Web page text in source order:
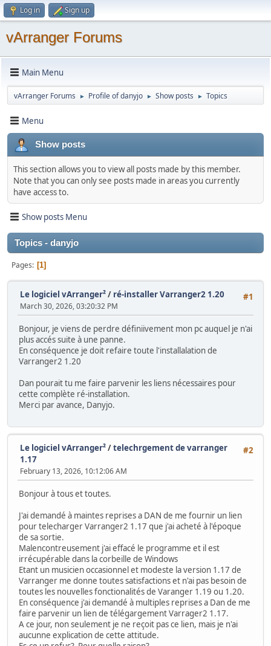
Log in Sign up
vArranger Forums
Main Menu
vArranger Forums ► Profile of danyjo ► Show posts ► Topics
Menu
Show posts
This section allows you to view all posts made by this member.
Note that you can only see posts made in areas you currently
have access to.
Show posts Menu
Topics - danyjo
Pages 1
#1
Le logiciel vArranger²/ ré-installer Varranger2 1.20
March 30, 2026, 03:20:32 PM
Bonjour, je viens de perdre définiivement mon pc auquel je n'ai
plus accés suite à une panne.
En conséquence je doit refaire toute l'installalation de
Varranger2 1.20
Dan pourait tu me faire parvenir les liens nécessaires pour
cette complète ré-installation.
Merci par avance, Danyjo.
#2
Le logiciel vArranger²/telechrgement de varranger
1.17
February 13, 2026, 10:12:06 AM
Bonjour à tous et toutes.
J'ai demandé à maintes reprises a DAN de me fournir un lien
pour telecharger Varranger2 1.17 que j'ai acheté à l'époque
de sa sortie.
Malencontreusement j'ai effacé le programme et il est
irrécupérable dans la corbeille de Windows
Etant un musicien occasionnel et modeste la version 1.17 de
Varranger me donne toutes satisfactions et n'ai pas besoin de
toutes les nouvelles fonctionalités de Varanger 1.19 ou 1.20.
En conséquence j'ai demandé à multiples reprises a Dan de me
faire parvenir un lien de télégargement Varrager2 1.17.
A ce jour, non seulement je ne reçoit pas ce lien, mais je n'ai
aucunne explication de cette attitude.